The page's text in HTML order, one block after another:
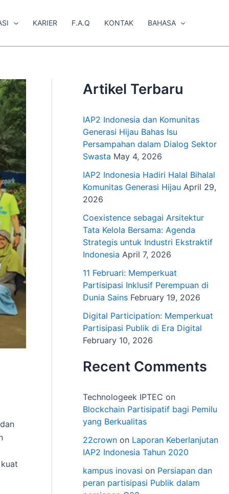
KARIER F.A.Q KONTAK BAHASA
Artikel Terbaru
IAP2 Indonesia dan Komunitas
Generasi Hijau Bahas Isu
Persampahan dalam Dialog Sektor
Swasta May 4, 2026
IAP2 Indonesia Hadiri Halal Bihalal
Komunitas Generasi Hijau April 29,
2026
Coexistence sebagai Arsitektur
Tata Kelola Bersama: Agenda
Strategis untuk Industri Ekstraktif
Indonesia April 7, 2026
11 Februari: Memperkuat
Partisipasi Inklusif Perempuan di
Dunia Sains February 19, 2026
Digital Participation: Memperkuat
Partisipasi Publik di Era Digital
February 10, 2026
Recent Comments
Technologeek IPTEC on
Blockchain Partisipatif bagi Pemilu
yang Berkualitas
22crown on Laporan Keberlanjutan
IAP2 Indonesia Tahun 2020
kampus inovasi on Persiapan dan
peran partisipasi Publik dalam